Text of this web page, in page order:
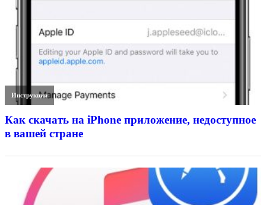
Инструкции
Как скачать на iPhone приложение, недоступное
в вашей стране